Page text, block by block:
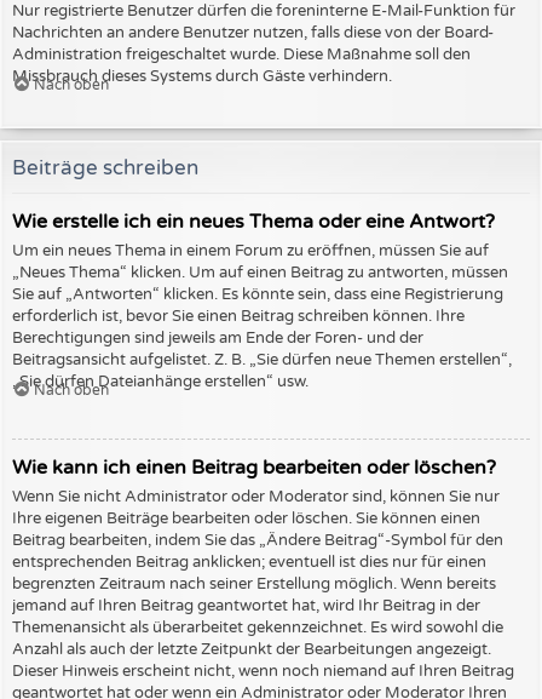
Nur registrierte Benutzer dürfen die foreninterne E-Mail-Funktion für
Nachrichten an andere Benutzer nutzen, falls diese von der Board-
Administration freigeschaltet wurde. Diese Maßnahme soll den
Missbrauch dieses Systems durch Gäste verhindern.
Nach oben
Beiträge schreiben
Wie erstelle ich ein neues Thema oder eine Antwort?
Um ein neues Thema in einem Forum zu eröffnen, müssen Sie auf
„Neues Thema“ klicken. Um auf einen Beitrag zu antworten, müssen
Sie auf „Antworten“ klicken. Es könnte sein, dass eine Registrierung
erforderlich ist, bevor Sie einen Beitrag schreiben können. Ihre
Berechtigungen sind jeweils am Ende der Foren- und der
Beitragsansicht aufgelistet. Z. B. „Sie dürfen neue Themen erstellen“,
„Sie dürfen Dateianhänge erstellen“ usw.
Nach oben
Wie kann ich einen Beitrag bearbeiten oder löschen?
Wenn Sie nicht Administrator oder Moderator sind, können Sie nur
Ihre eigenen Beiträge bearbeiten oder löschen. Sie können einen
Beitrag bearbeiten, indem Sie das „Ändere Beitrag“-Symbol für den
entsprechenden Beitrag anklicken; eventuell ist dies nur für einen
begrenzten Zeitraum nach seiner Erstellung möglich. Wenn bereits
jemand auf Ihren Beitrag geantwortet hat, wird Ihr Beitrag in der
Themenansicht als überarbeitet gekennzeichnet. Es wird sowohl die
Anzahl als auch der letzte Zeitpunkt der Bearbeitungen angezeigt.
Dieser Hinweis erscheint nicht, wenn noch niemand auf Ihren Beitrag
geantwortet hat oder wenn ein Administrator oder Moderator Ihren